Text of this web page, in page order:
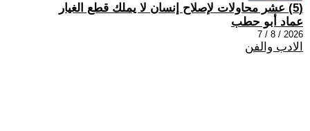
(5) عشر محاولات لإصلاح إنسان لا يملك قطع الغيار
عماد أبو حطب
2026 / 8 / 7
الادب والفن